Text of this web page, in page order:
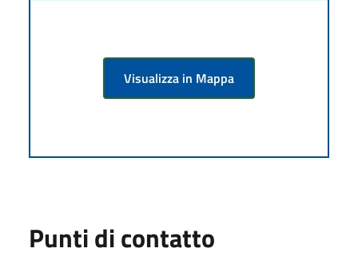
Visualizza in Mappa
Punti di contatto